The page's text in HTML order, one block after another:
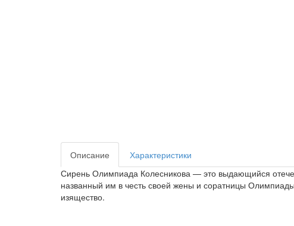
Описание
Характеристики
Сирень Олимпиада Колесникова — это выдающийся
названный им в честь своей жены и соратницы
изящество.